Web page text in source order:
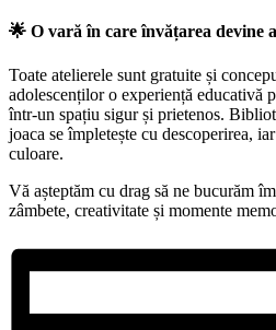
🌟 O vară în care învățarea devine
Toate atelierele sunt gratuite și
adolescenților o experiență educativă
într-un spațiu sigur și prietenos.
joaca se împletește cu descoperirea,
culoare.
Vă așteptăm cu drag să ne bucurăm
zâmbete, creativitate și momente